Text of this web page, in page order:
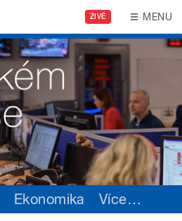
ŽIVĚ MENU
Ekonomika Více…